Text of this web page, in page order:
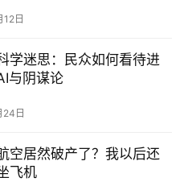
日
学迷思：民众如何看待进
与阴谋论
日
空居然破产了？我以后还
飞机